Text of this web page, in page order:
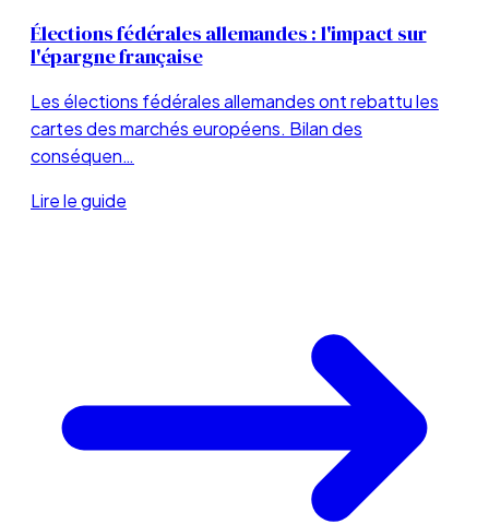
Élections fédérales allemandes : l'impact sur
l'épargne française
Les élections fédérales allemandes ont rebattu les
cartes des marchés européens. Bilan des
conséquen…
Lire le guide